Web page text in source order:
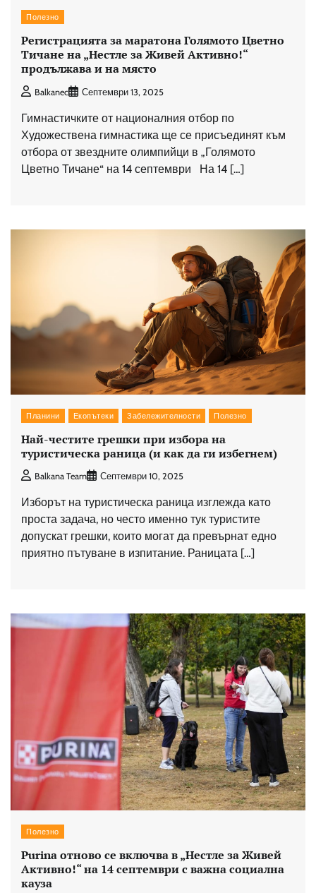
Полезно
Регистрацията за маратона Голямото Цветно
Тичане на „Нестле за Живей Aктивно!“
продължава и на място
Balkanec Септември 13, 2025
Гимнастичките от националния отбор по
Художествена гимнастика ще се присъединят към
отбора от звездните олимпийци в „Голямото
Цветно Тичане“ на 14 септември На 14 […]
Планини Екопътеки Забележителности Полезно
Най-честите грешки при избора на
туристическа раница (и как да ги избегнем)
Balkana Team Септември 10, 2025
Изборът на туристическа раница изглежда като
проста задача, но често именно тук туристите
допускат грешки, които могат да превърнат едно
приятно пътуване в изпитание. Раницата […]
Полезно
Purina отново се включва в „Нестле за Живей
Активно!“ на 14 септември с важна социална
кауза